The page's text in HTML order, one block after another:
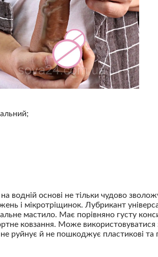
водній основі не тільки чудово
і мікротріщинок. Лубрикант
мастило. Має порівняно густу
ковзання. Може
руйнує й не пошкоджує пластикові та